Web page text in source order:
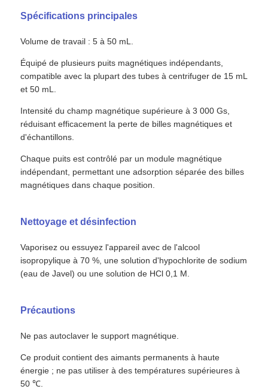
Accueil
Produits
À propos de nous
Contrôle de qualité
Nous contacter
Spécifications principales
Volume de travail : 5 à 50 mL.
Équipé de plusieurs puits magnétiques indépendants,
compatible avec la plupart des tubes à centrifuger de 15 mL
et 50 mL.
Intensité du champ magnétique supérieure à 3 000 Gs,
réduisant efficacement la perte de billes magnétiques et
d'échantillons.
Chaque puits est contrôlé par un module magnétique
indépendant, permettant une adsorption séparée des billes
magnétiques dans chaque position.
Nettoyage et désinfection
Vaporisez ou essuyez l'appareil avec de l'alcool
isopropylique à 70 %, une solution d'hypochlorite de sodium
(eau de Javel) ou une solution de HCl 0,1 M.
Précautions
Ne pas autoclaver le support magnétique.
Ce produit contient des aimants permanents à haute
énergie ; ne pas utiliser à des températures supérieures à
50 ℃.